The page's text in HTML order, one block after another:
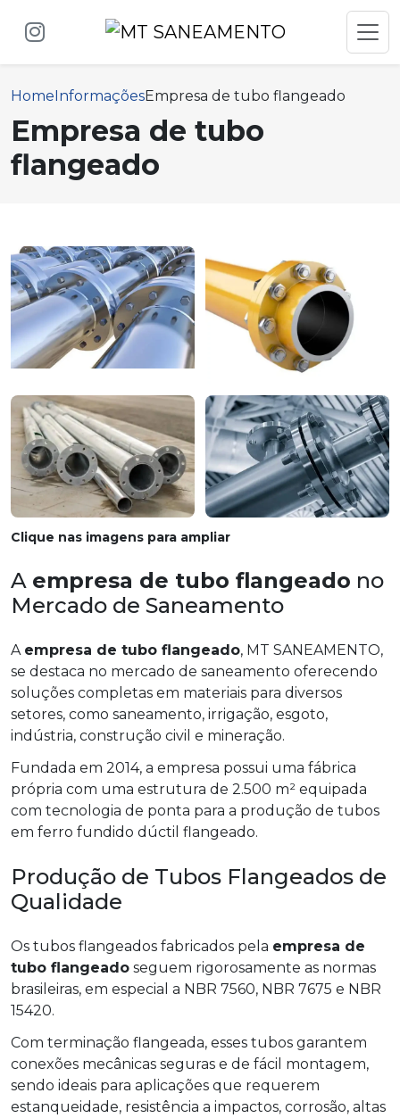
HomeInformaçõesEmpresa de tubo flangeado
Empresa de tubo
flangeado
Clique nas imagens para ampliar
A empresa de tubo flangeado no
Mercado de Saneamento
A empresa de tubo flangeado, MT SANEAMENTO,
se destaca no mercado de saneamento oferecendo
soluções completas em materiais para diversos
setores, como saneamento, irrigação, esgoto,
indústria, construção civil e mineração.
Fundada em 2014, a empresa possui uma fábrica
própria com uma estrutura de 2.500 m² equipada
com tecnologia de ponta para a produção de tubos
em ferro fundido dúctil flangeado.
Produção de Tubos Flangeados de
Qualidade
Os tubos flangeados fabricados pela empresa de
tubo flangeado seguem rigorosamente as normas
brasileiras, em especial a NBR 7560, NBR 7675 e NBR
15420.
Com terminação flangeada, esses tubos garantem
conexões mecânicas seguras e de fácil montagem,
sendo ideais para aplicações que requerem
estanqueidade, resistência a impactos, corrosão, altas